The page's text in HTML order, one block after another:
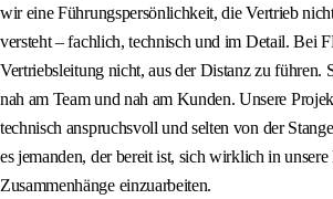
wir eine Führungspersönlichkeit, die Vertrieb
versteht – fachlich, technisch und im Detail. Bei
Vertriebsleitung nicht, aus der Distanz zu führen.
nah am Team und nah am Kunden. Unsere
technisch anspruchsvoll und selten von der
es jemanden, der bereit ist, sich wirklich in
Zusammenhänge einzuarbeiten.